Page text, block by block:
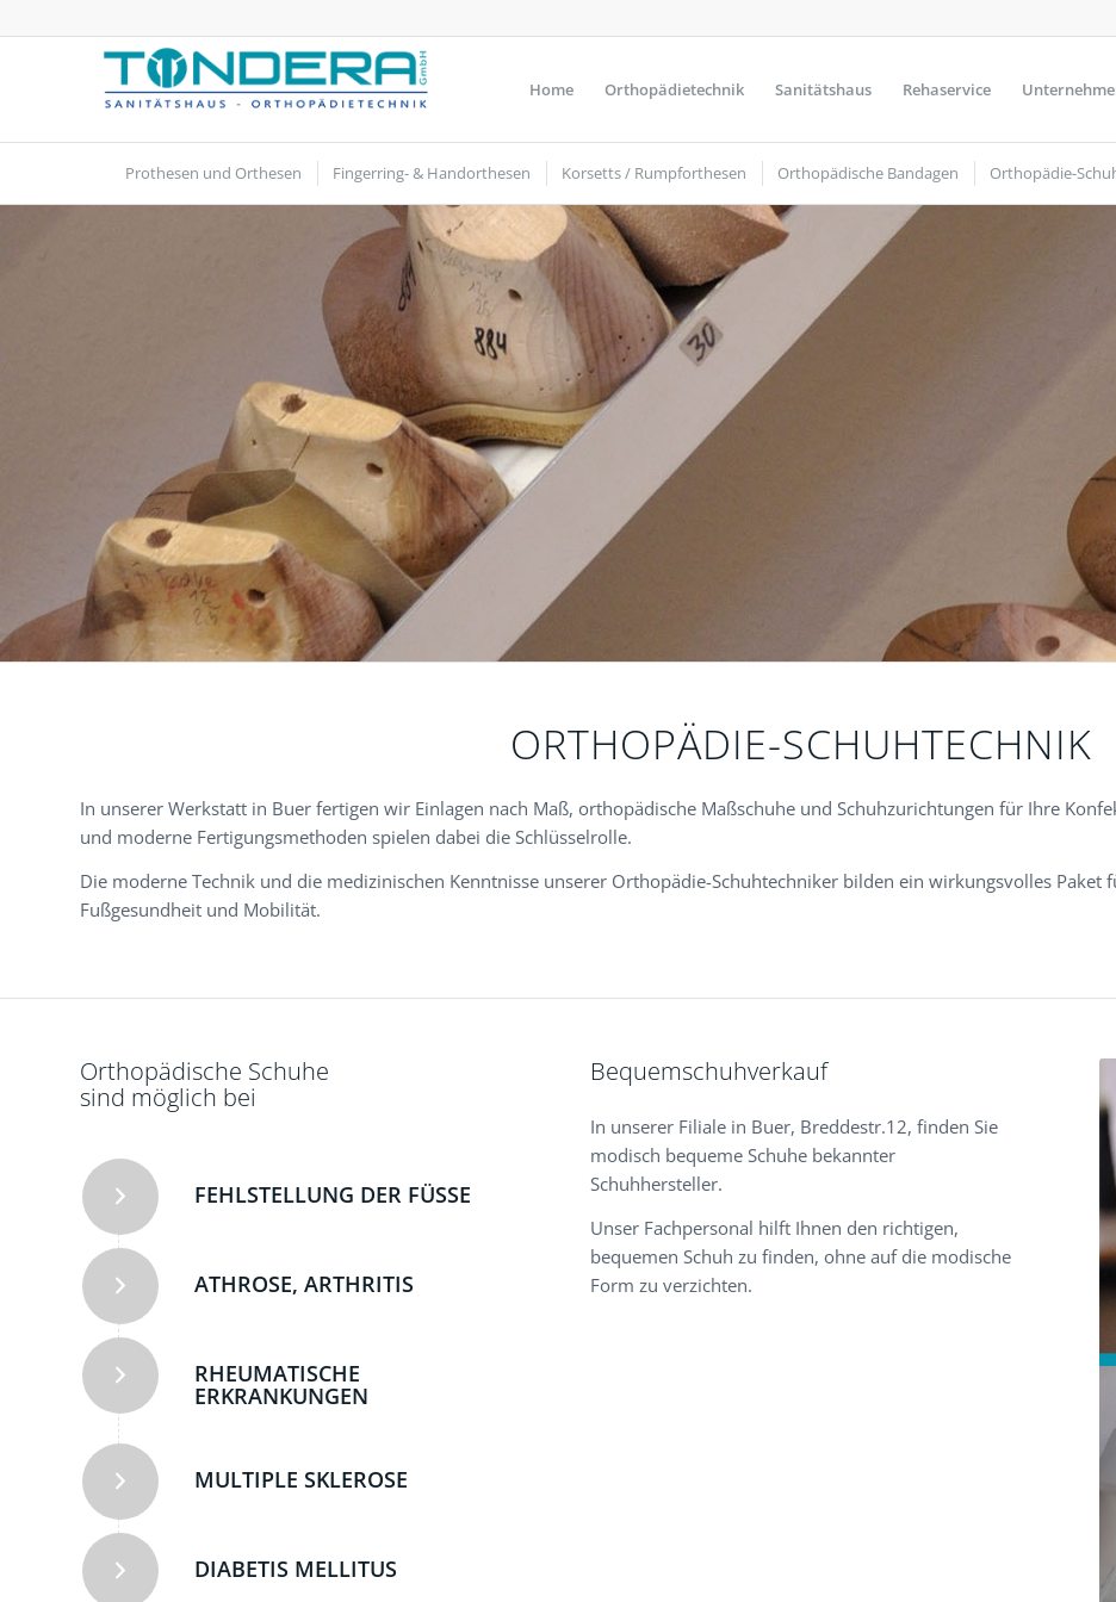
Home Orthopädietechnik Sanitätshaus Rehaservice
Prothesen und Orthesen Fingerring- & Handorthesen Korsetts / Rumpforthesen Orthopädische Bandagen Orthopädie-
ORTHOPÄDIE-SCHUHTECHNIK
In unserer Werkstatt in Buer fertigen wir Einlagen nach Maß, orthopädische Maßschuhe und Schuhzurichtungen für Ihre
und moderne Fertigungsmethoden spielen dabei die Schlüsselrolle.
Die moderne Technik und die medizinischen Kenntnisse unserer Orthopädie-Schuhtechniker bilden ein wirkungsvolles Paket
Fußgesundheit und Mobilität.
Orthopädische Schuhe
sind möglich bei
FEHLSTELLUNG DER FÜSSE
ATHROSE, ARTHRITIS
RHEUMATISCHE
ERKRANKUNGEN
MULTIPLE SKLEROSE
DIABETIS MELLITUS
Bequemschuhverkauf
In unserer Filiale in Buer, Breddestr.12, finden Sie
modisch bequeme Schuhe bekannter
Schuhhersteller.
Unser Fachpersonal hilft Ihnen den richtigen,
bequemen Schuh zu finden, ohne auf die modische
Form zu verzichten.